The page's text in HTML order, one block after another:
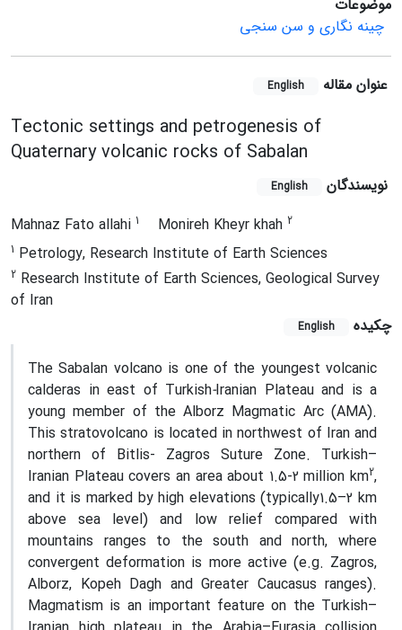
موضوعات
چینه نگاری و سن سنجی
عنوان مقاله English
Tectonic settings and petrogenesis of
Quaternary volcanic rocks of Sabalan
نویسندگان English
Mahnaz Fato allahi 1 Monireh Kheyr khah 2
1 Petrology, Research Institute of Earth Sciences
2 Research Institute of Earth Sciences, Geological Survey
of Iran
چکیده
English
The Sabalan volcano is one of the youngest volcanic
calderas in east of Turkish-Iranian Plateau and is a
young member of the Alborz Magmatic Arc (AMA).
This stratovolcano is located in northwest of Iran and
northern of Bitlis- Zagros Suture Zone. Turkish–
Iranian Plateau covers an area about 1.5-2 million km2,
and it is marked by high elevations (typically1.5–2 km
above sea level) and low relief compared with
mountains ranges to the south and north, where
convergent deformation is more active (e.g. Zagros,
Alborz, Kopeh Dagh and Greater Caucasus ranges).
Magmatism is an important feature on the Turkish–